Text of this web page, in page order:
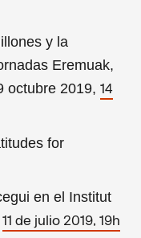
y la
Eremuak,
octubre 2019, 14
for
en el Institut
11 de julio 2019, 19h